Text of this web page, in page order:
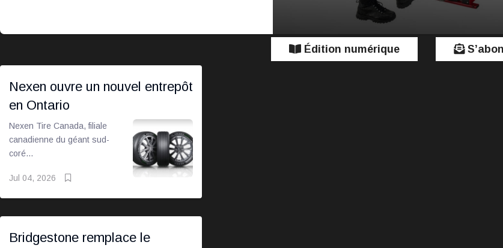
Édition numérique
Nexen ouvre un nouvel entrepôt
en Ontario
Nexen Tire Canada, filiale
canadienne du géant sud-
coré...
Jul 04, 2026
Bridgestone remplace le